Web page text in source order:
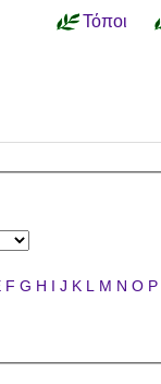
Τόποι
F G H I J K L M N O P